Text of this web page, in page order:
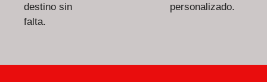
destino sin
falta.
personalizado.